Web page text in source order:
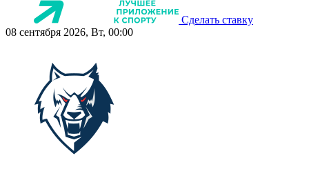
Сделать ставку
08 сентября 2026, Вт, 00:00